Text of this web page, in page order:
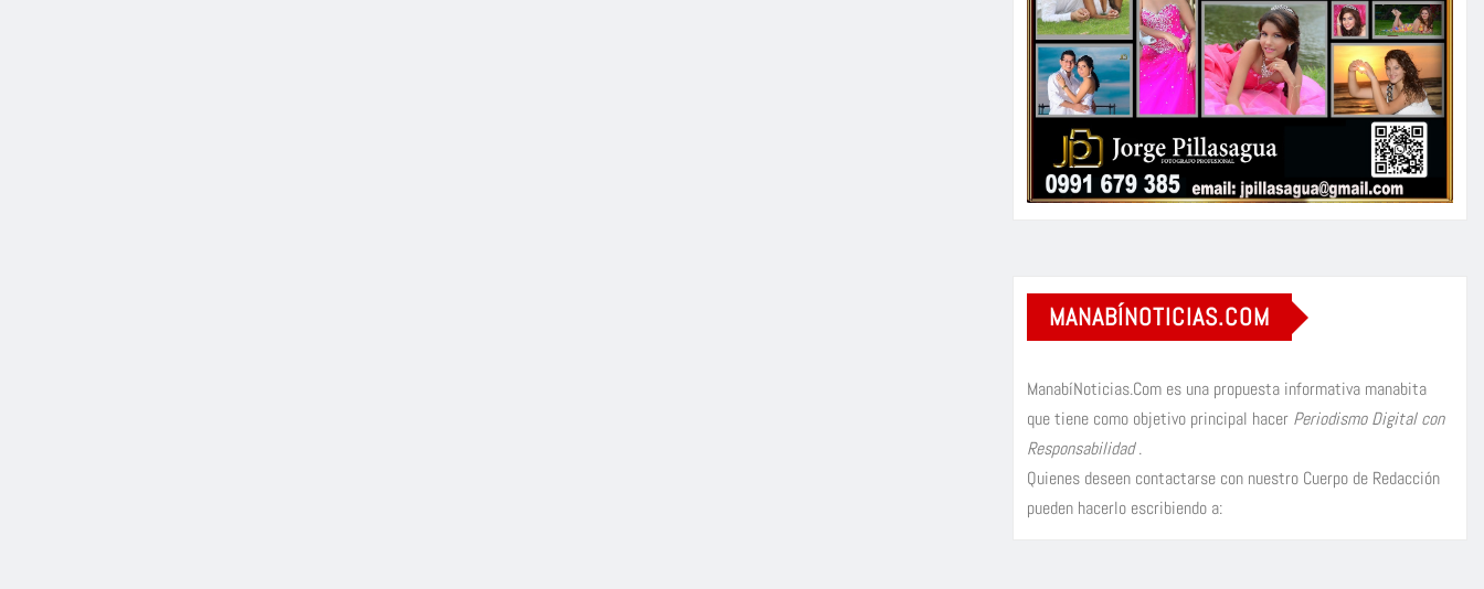
MANABÍNOTICIAS.COM
ManabíNoticias.Com es una propuesta informativa manabita
que tiene como objetivo principal hacer Periodismo Digital con
Responsabilidad.
Quienes deseen contactarse con nuestro Cuerpo de Redacción
pueden hacerlo escribiendo a: